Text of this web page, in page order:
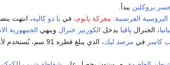
بروكلين يبدأ.
الفرنسية: معركة پابوم، في پا دو كاليه، انتهت
، الجنرال پاڤيا يدخل الكورتيز خنرال وينهي الجمهورية
كاسر في مرصد ليك، الذي يبلغ قطره 91 سم، يُستخدم لأول مرة. وقد كان أكبر